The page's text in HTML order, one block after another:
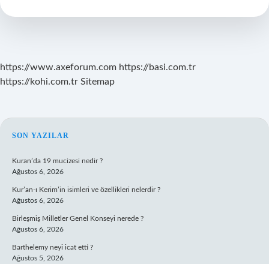
önceden
https://www.axeforum.com https://basi.com.tr
https://kohi.com.tr Sitemap
SIDEBAR
SON YAZILAR
Kuran’da 19 mucizesi nedir ?
Ağustos 6, 2026
Kur’an-ı Kerim’in isimleri ve özellikleri nelerdir ?
Ağustos 6, 2026
Birleşmiş Milletler Genel Konseyi nerede ?
Ağustos 6, 2026
Barthelemy neyi icat etti ?
Ağustos 5, 2026